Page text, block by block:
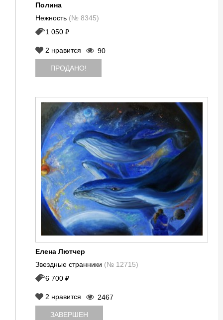
Полина
Нежность (№ 8345)
1 050 ₽
2 нравится 90
ПРОДАНО!
Елена Лютчер
Звездные странники (№ 12715)
6 700 ₽
2 нравится 2467
ЗАВЕРШЕН